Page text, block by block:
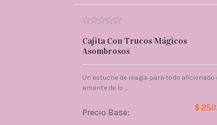
Cajita Con Trucos Mágicos
Asombrosos
Un estuche de magia para todo aficionado
amante de lo ...
Precio Base: $